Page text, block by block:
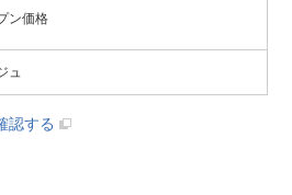
ン価格
ュ
認する